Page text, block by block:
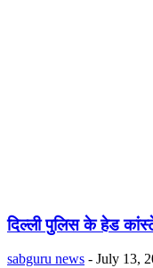
दिल्ली पुलिस के हेड
sabguru news - July 13,